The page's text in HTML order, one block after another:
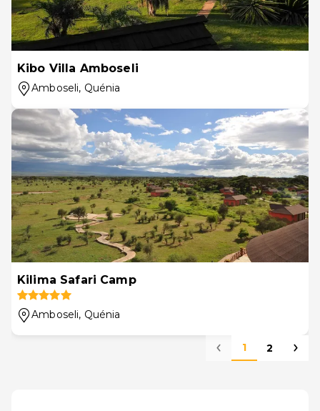
Kibo Villa Amboseli
Amboseli, Quénia
Kilima Safari Camp
Amboseli, Quénia
1 2